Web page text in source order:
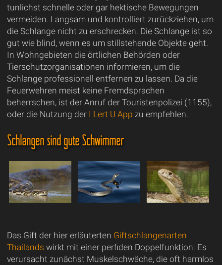
tunlichst schnelle oder gar hektische Bewegungen
vermeiden. Langsam und kontrolliert zurückziehen, um
die Schlange nicht zu erschrecken. Die Schlange ist so
gut wie blind, wenn es um stillstehende Objekte geht.
In Wohngebieten die örtlichen Behörden oder
Tierschutzorganisationen informieren, um die
Schlange professionell entfernen zu lassen. Da die
Feuerwehren meist keine Fremdsprachen
beherrschen, ist der Anruf der Touristenpolizei (1155),
oder die Nutzung der I Lert U App zu empfehlen.
Schlangen sind gute Schwimmer
Das Gift der hier erläuterten Giftschlangenarten
Thailands wirkt mit einer perfiden Doppelfunktion: Es
verursacht zunächst Muskelschwäche, die oft harmlos